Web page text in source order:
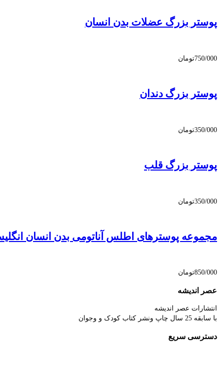
پوستر بزرگ عضلات بدن انسان
750/000تومان
پوستر بزرگ دندان
350/000تومان
پوستر بزرگ قلب
350/000تومان
مجموعه پوسترهای اطلس آناتومی بدن انسان
850/000تومان
عصر اندیشه
انتشارات عصر اندیشه
با سابقه 25 سال چاپ ونشر کتاب کودک و وجوان
دسترسی سریع